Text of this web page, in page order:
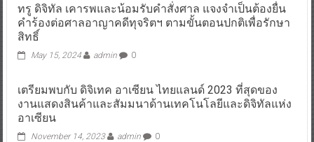
ทรู ดิจิทัล เคารพและน้อมรับคำสั่งศาล แจงจำเป็นต้องยื่น
คำร้องต่อศาลอาญาคดีทุจริตฯ ตามขั้นตอนปกติเพื่อรักษา
สิทธิ์
May 15, 2024 admin 0
เตรียมพบกับ ดิจิเทค อาเซียน ไทยแลนด์ 2023 ที่สุดของ
งานแสดงสินค้าและสัมมนาด้านเทคโนโลยีและดิจิทัลแห่ง
อาเซียน
November 14, 2023 admin 0